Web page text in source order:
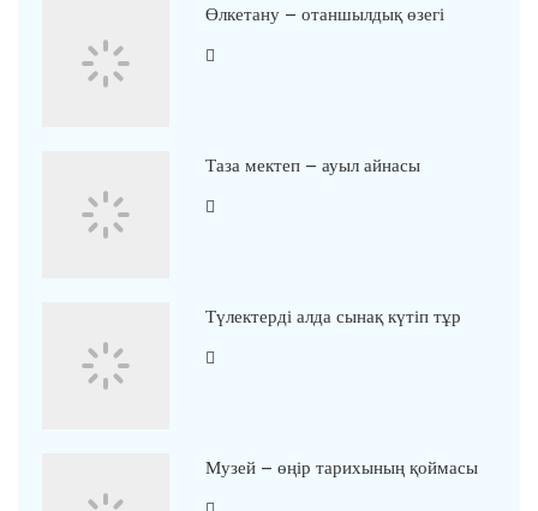
Өлкетану – отаншылдық өзегі
Таза мектеп – ауыл айнасы
Түлектерді алда сынақ күтіп тұр
Музей – өңір тарихының қоймасы